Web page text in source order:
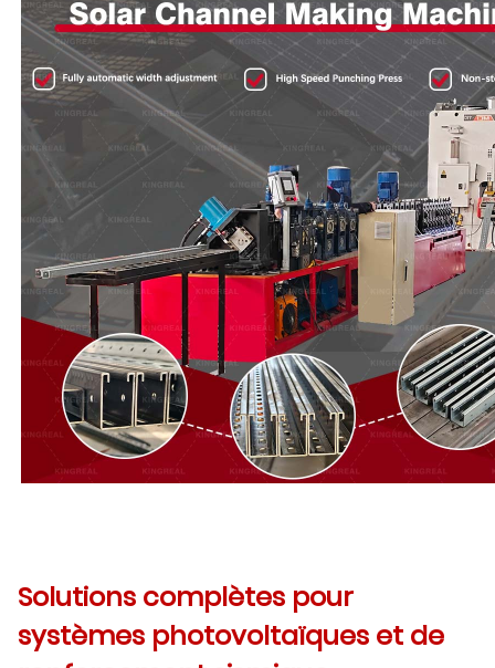
Solutions complètes pour
systèmes photovoltaïques et de